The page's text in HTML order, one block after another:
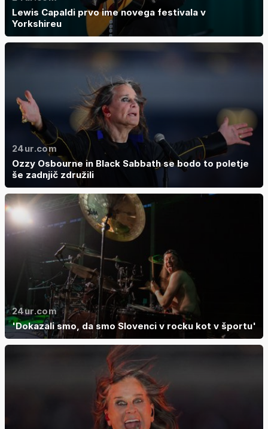
Lewis Capaldi prvo ime novega festivala v
Yorkshireu
24ur.com
Ozzy Osbourne in Black Sabbath se bodo to poletje
še zadnjič združili
24ur.com
'Dokazali smo, da smo Slovenci v rocku kot v športu'